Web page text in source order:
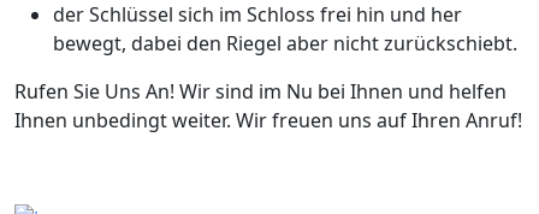
der Schlüssel sich im Schloss frei hin und her
bewegt, dabei den Riegel aber nicht zurückschiebt.
Rufen Sie Uns An! Wir sind im Nu bei Ihnen und helfen
Ihnen unbedingt weiter. Wir freuen uns auf Ihren Anruf!